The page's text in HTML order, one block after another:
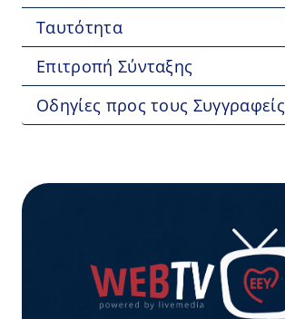
Ταυτότητα
Επιτροπή Σύνταξης
Οδηγίες προς τους Συγγραφείς